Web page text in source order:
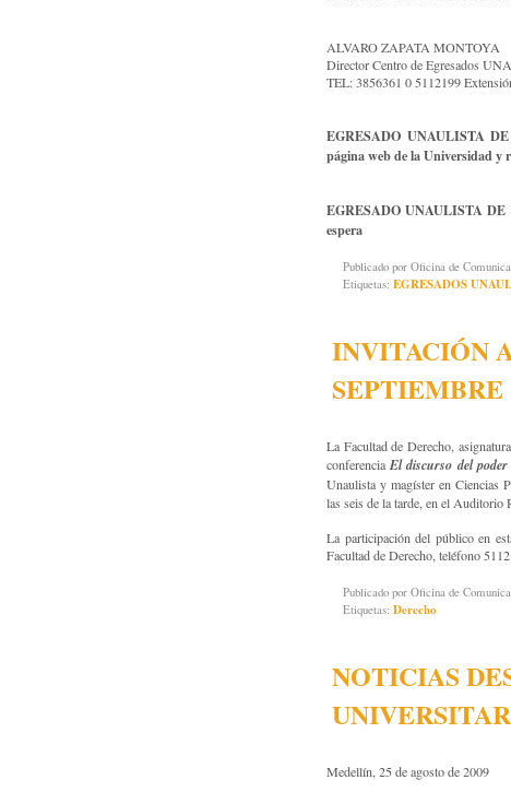
ALVARO ZAPATA MONTOYA
Director Centro de Egresados
TEL: 3856361 0 5112199
EGRESADO UNAULISTA
página web de la Universidad y
EGRESADO UNAULISTA DE
espera
Publicado por Oficina de
Etiquetas: EGRESADOS
INVITACIÓN
SEPTIEMBRE
La Facultad de Derecho,
conferenciaEl discurso del
Unaulista y magíster en Ciencias
las seis de la tarde, en el Auditorio
La participación del público en
Facultad de Derecho, teléfono
Publicado por Oficina de
Etiquetas: Derecho
NOTICIAS
Medellín, 25 de agosto de 2009